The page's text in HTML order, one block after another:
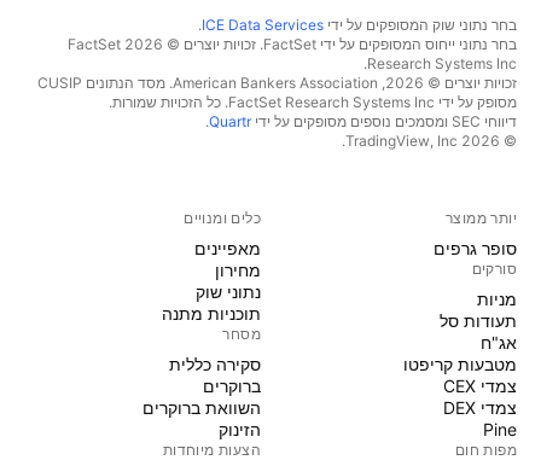
בחר נתוני שוק המסופקים על ידי ICE Data Services
.
בחר נתוני ייחוס המסופקים על ידי FactSet. זכויות יוצרים © 2026 ‏FactSet
Research Systems Inc.‏
זכויות יוצרים © 2026, ‏American Bankers Association. מסד הנתונים CUSIP
מסופק על ידי FactSet Research Systems Inc. כל הזכויות שמורות.
דיווחי SEC ומסמכים נוספים מסופקים על ידי
Quartr
.
© 2026 ‏TradingView, Inc.‏
יותר ממוצר
סופר גרפים
סורקים
מניות‏
תעודות סל
אג"ח
מטבעות קריפטו
צמדי CEX
צמדי DEX
Pine
מפות חום
כלים ומנויים
מאפיינים
מחירון
נתוני שוק
תוכניות מתנה
מסחר
סקירה כללית
ברוקרים
השוואת ברוקרים
הזינוק
הצעות מיוחדות